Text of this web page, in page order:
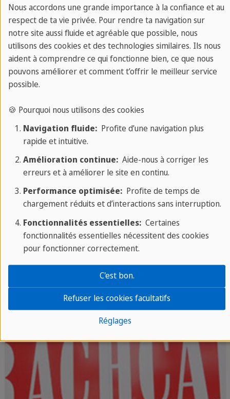
Cours de français en ligne
Apprenez le français depuis chez vous
grâce à nos cours en ligne.
Nous accordons une grande importance à la confiance et au
respect de ta vie privée. Pour rendre ta navigation sur
notre site aussi fluide et agréable que possible, nous
utilisons des cookies et des technologies similaires. Ils nous
aident à comprendre ce qui fonctionne bien, ce que nous
pouvons améliorer et comment t’offrir le meilleur service
possible.
🍪 Pourquoi nous utilisons des cookies
Navigation fluide:Profite d’une navigation plus
rapide et intuitive.
Amélioration continue:Aide-nous à corriger les
erreurs et à améliorer le site en continu.
Performance optimisée:Profite de temps de
chargement réduits et d’interactions sans interruption.
Fonctionnalités essentielles:Certaines
fonctionnalités essentielles nécessitent des cookies
pour fonctionner correctement.
Réglages
Refuser les cookies facultatifs
C'est bon.